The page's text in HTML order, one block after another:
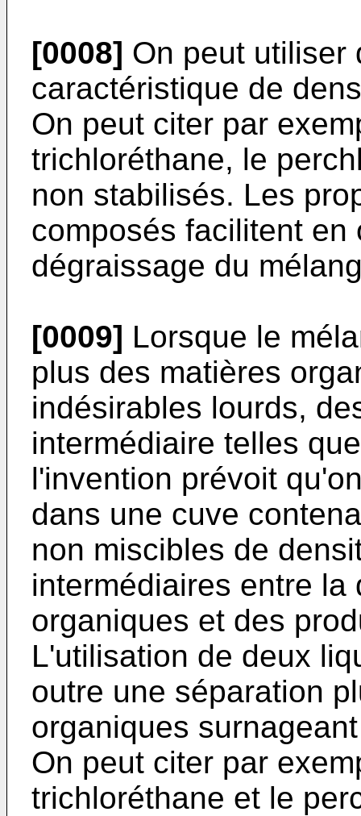
[0008] On peut utiliser
caractéristique de
On peut citer par
trichloréthane, le
non stabilisés. Les
composés facilitent
dégraissage du
[0009] Lorsque le
plus des matières
indésirables lourds,
intermédiaire telles
l'invention prévoit
dans une cuve
non miscibles de
intermédiaires entre
organiques et des
L'utilisation de deux
outre une séparation
organiques
On peut citer par
trichlorétha­ne et le